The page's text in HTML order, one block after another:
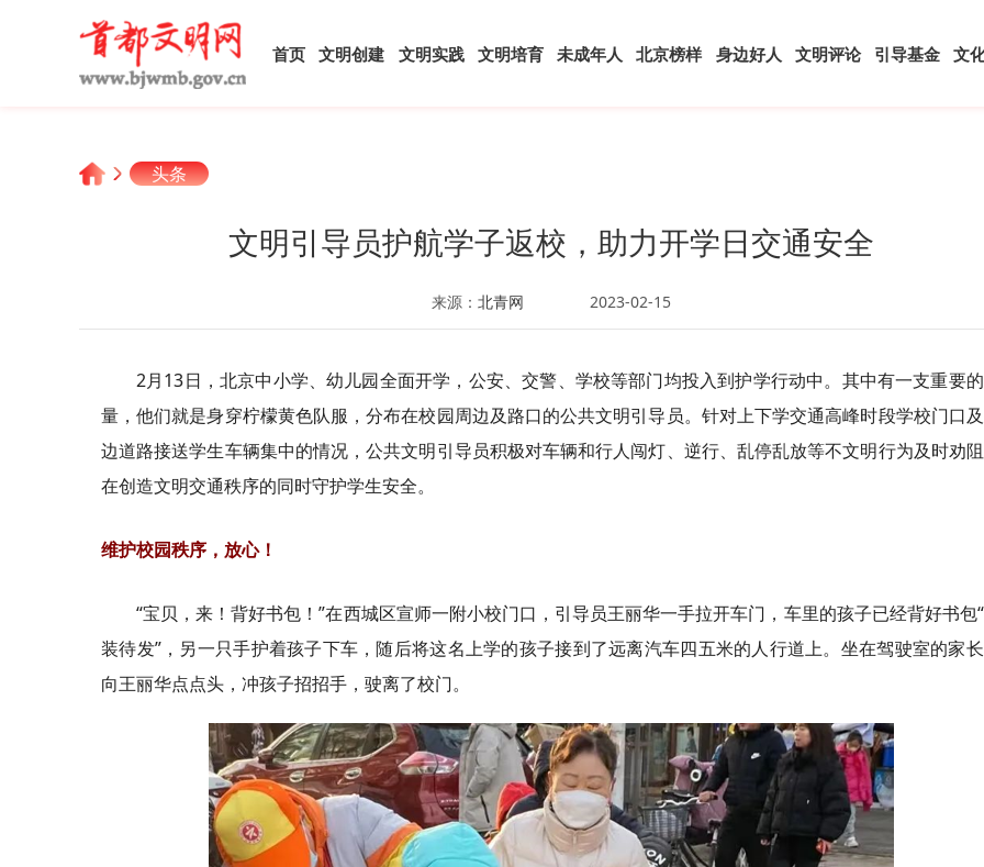
首页 文明创建 文明实践 文明培育 未成年人 北京榜样 身边好人 文明评论 引导基金 文
头条
文明引导员护航学子返校，助力开学日交通安全
来源： 北青网 2023-02-15
2月13日，北京中小学、幼儿园全面开学，公安、交警、学校等部门均投入到护学行动中。其中有一支重要
量，他们就是身穿柠檬黄色队服，分布在校园周边及路口的公共文明引导员。针对上下学交通高峰时段学校门口
边道路接送学生车辆集中的情况，公共文明引导员积极对车辆和行人闯灯、逆行、乱停乱放等不文明行为及时劝
在创造文明交通秩序的同时守护学生安全。
维护校园秩序，放心！
“宝贝，来！背好书包！”在西城区宣师一附小校门口，引导员王丽华一手拉开车门，车里的孩子已经背好书包
装待发”，另一只手护着孩子下车，随后将这名上学的孩子接到了远离汽车四五米的人行道上。坐在驾驶室的家
向王丽华点点头，冲孩子招招手，驶离了校门。